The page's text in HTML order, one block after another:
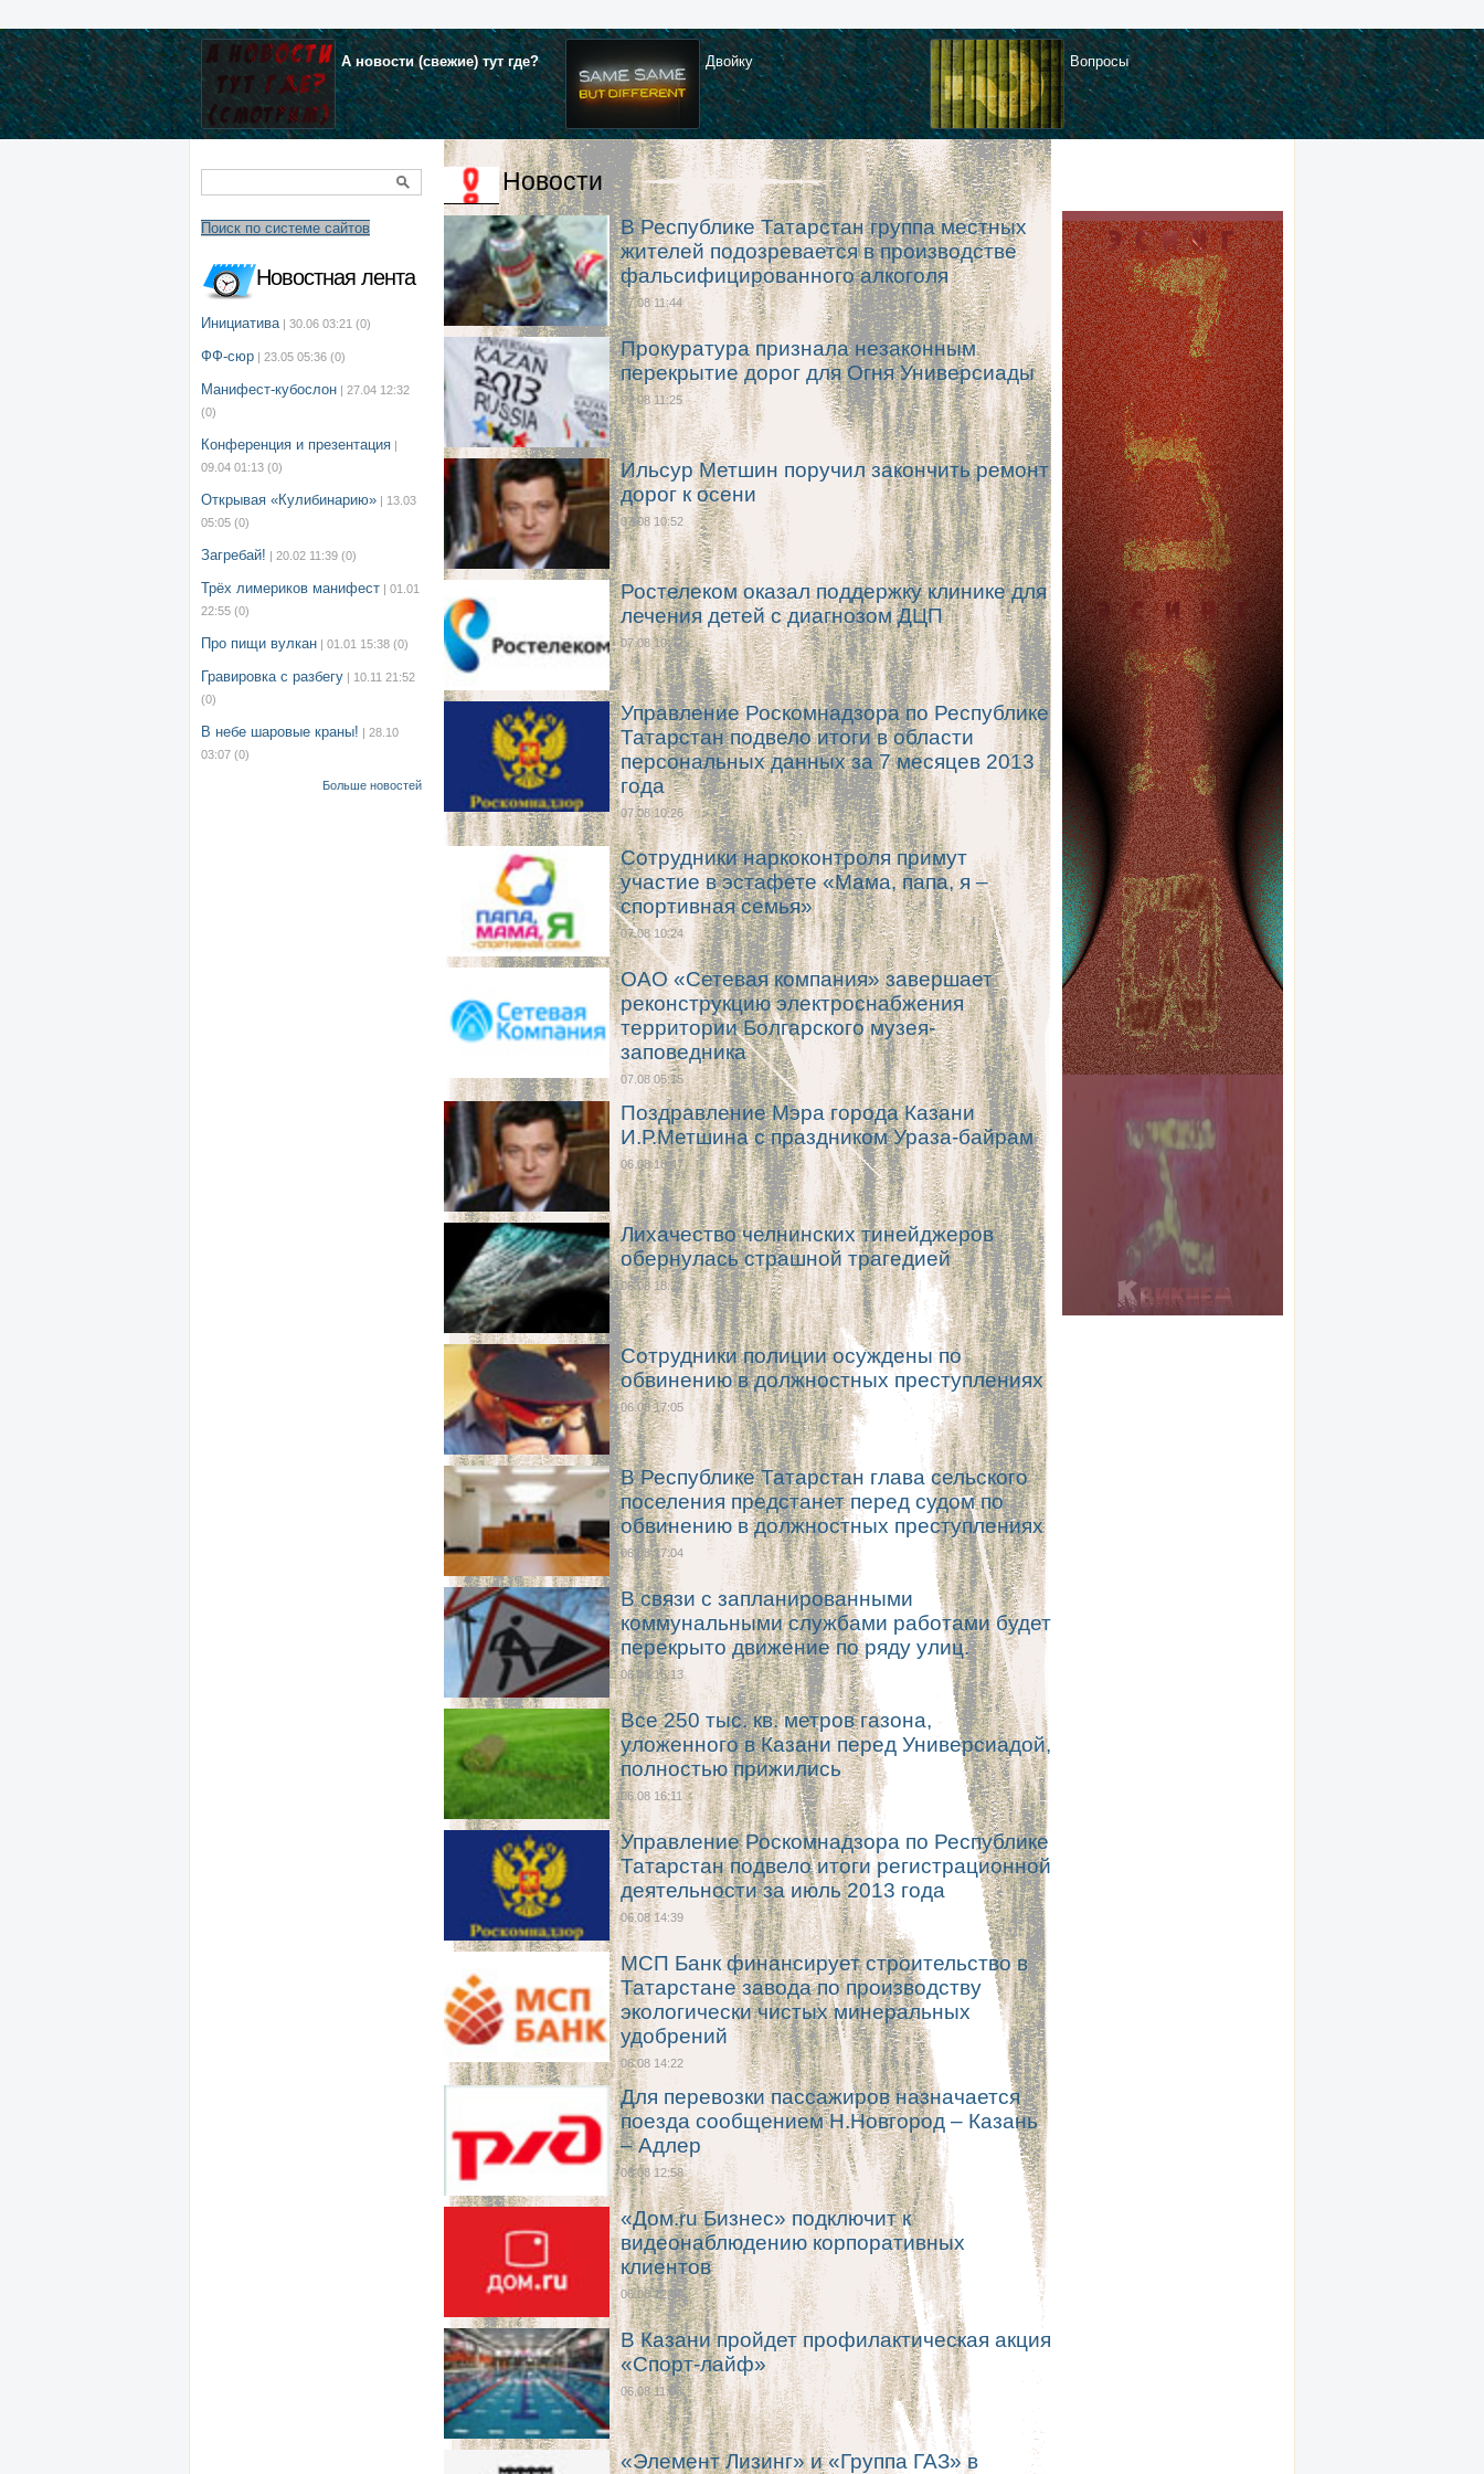
А новости (свежие) тут где? Двойку Вопросы
Поиск по системе сайтов
Новостная лента
Инициатива | 30.06 03:21 (0)
ФФ-сюр | 23.05 05:36 (0)
Манифест-кубослон | 27.04 12:32
(0)
Конференция и презентация |
09.04 01:13 (0)
Открывая «Кулибинарию» | 13.03
05:05 (0)
Загребай! | 20.02 11:39 (0)
Трёх лимериков манифест | 01.01
22:55 (0)
Про пищи вулкан | 01.01 15:38 (0)
Гравировка с разбегу | 10.11 21:52
(0)
В небе шаровые краны! | 28.10
03:07 (0)
Больше новостей
Новости
В Республике Татарстан группа местных
жителей подозревается в производстве
фальсифицированного алкоголя
07.08 11:44
Прокуратура признала незаконным
перекрытие дорог для Огня Универсиады
07.08 11:25
Ильсур Метшин поручил закончить ремонт
дорог к осени
07.08 10:52
Ростелеком оказал поддержку клинике для
лечения детей с диагнозом ДЦП
07.08 10:42
Управление Роскомнадзора по Республике
Татарстан подвело итоги в области
персональных данных за 7 месяцев 2013
года
07.08 10:26
Сотрудники наркоконтроля примут
участие в эстафете «Мама, папа, я –
спортивная семья»
07.08 10:24
ОАО «Сетевая компания» завершает
реконструкцию электроснабжения
территории Болгарского музея-
заповедника
07.08 05:15
Поздравление Мэра города Казани
И.Р.Метшина с праздником Ураза-байрам
06.08 18:47
Лихачество челнинских тинейджеров
обернулась страшной трагедией
06.08 18:27
Сотрудники полиции осуждены по
обвинению в должностных преступлениях
06.08 17:05
В Республике Татарстан глава сельского
поселения предстанет перед судом по
обвинению в должностных преступлениях
06.08 17:04
В связи с запланированными
коммунальными службами работами будет
перекрыто движение по ряду улиц.
06.08 16:13
Все 250 тыс. кв. метров газона,
уложенного в Казани перед Универсиадой,
полностью прижились
06.08 16:11
Управление Роскомнадзора по Республике
Татарстан подвело итоги регистрационной
деятельности за июль 2013 года
06.08 14:39
МСП Банк финансирует строительство в
Татарстане завода по производству
экологически чистых минеральных
удобрений
06.08 14:22
Для перевозки пассажиров назначается
поезда сообщением Н.Новгород – Казань
– Адлер
06.08 12:58
«Дом.ru Бизнес» подключит к
видеонаблюдению корпоративных
клиентов
06.08 12:00
В Казани пройдет профилактическая акция
«Спорт-лайф»
06.08 11:03
«Элемент Лизинг» и «Группа ГАЗ» в